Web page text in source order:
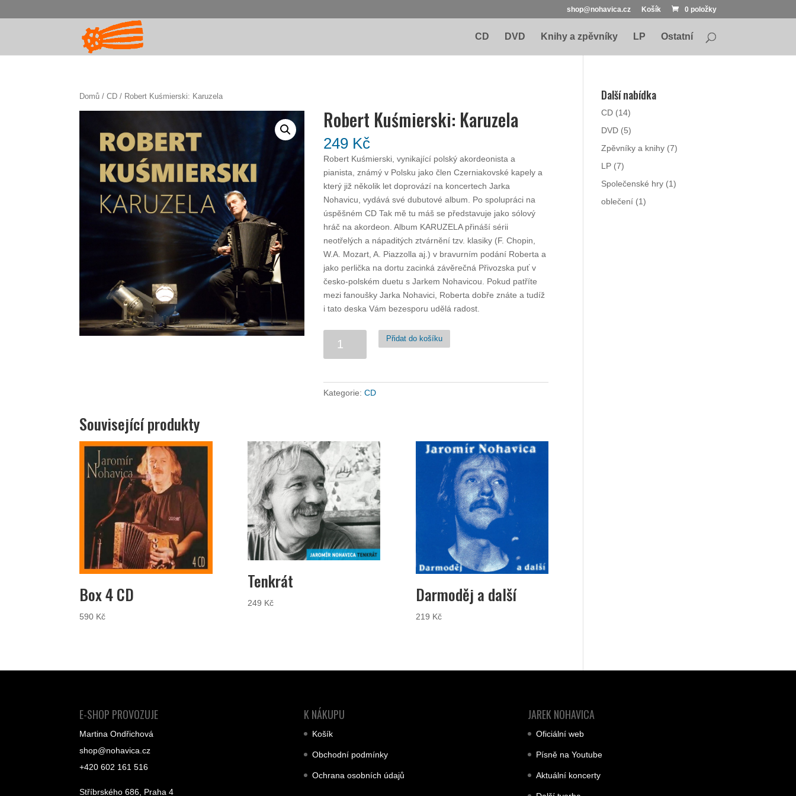
shop@nohavica.cz Košík 0 položky
CD DVD Knihy a zpěvníky LP Ostatní
Domů /CD / Robert Kuśmierski: Karuzela
Robert Kuśmierski: Karuzela
249 Kč
Robert Kuśmierski, vynikající polský akordeonista a
pianista, známý v Polsku jako člen Czerniakovské kapely a
který již několik let doprovází na koncertech Jarka
Nohavicu, vydává své dubutové album. Po spolupráci na
úspěšném CD Tak mě tu máš se představuje jako sólový
hráč na akordeon. Album KARUZELA přináší sérii
neotřelých a nápaditých ztvárnění tzv. klasiky (F. Chopin,
W.A. Mozart, A. Piazzolla aj.) v bravurním podání Roberta a
jako perlička na dortu zacinká závěrečná Přivozska puť v
česko-polském duetu s Jarkem Nohavicou. Pokud patříte
mezi fanoušky Jarka Nohavici, Roberta dobře znáte a tudíž
i tato deska Vám bezesporu udělá radost.
Kuśmierski:
Přidat do košíku
Kategorie:CD
Související produkty
Box 4 CD
590 Kč
Tenkrát
249 Kč Darmoděj a další
219 Kč
Další nabídka
CD (14)
DVD (5)
Zpěvníky a knihy (7)
LP (7)
Společenské hry (1)
oblečení (1)
E-SHOP PROVOZUJE
Martina Ondřichová
shop@nohavica.cz
+420 602 161 516
Stříbrského 686, Praha 4
K NÁKUPU
Košík
Obchodní podmínky
Ochrana osobních údajů
JAREK NOHAVICA
Oficiální web
Písně na Youtube
Aktuální koncerty